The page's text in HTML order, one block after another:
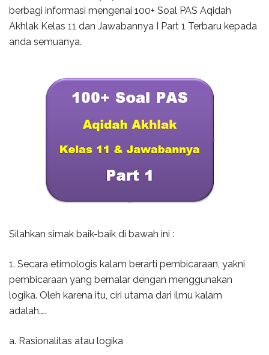
berbagi informasi mengenai 100+ Soal PAS Aqidah
Akhlak Kelas 11 dan Jawabannya I Part 1 Terbaru kepada
anda semuanya.
Silahkan simak baik-baik di bawah ini :
1. Secara etimologis kalam berarti pembicaraan, yakni
pembicaraan yang bernalar dengan menggunakan
logika. Oleh karena itu, ciri utama dari ilmu kalam
adalah…..
a. Rasionalitas atau logika